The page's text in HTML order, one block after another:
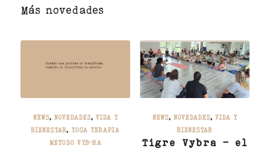
Más novedades
NEWS, NOVEDADES, VIDA Y
BIENESTAR, YOGA TERAPIA
METODO VYB-RA
NEWS, NOVEDADES, VIDA Y
BIENESTAR
Tigre Vybra – el